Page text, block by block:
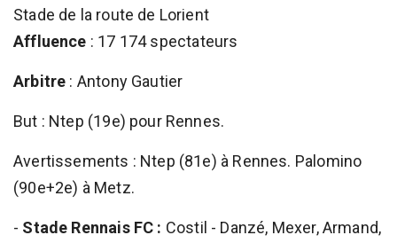
Stade de la route de Lorient
Affluence : 17 174 spectateurs
Arbitre : Antony Gautier
But : Ntep (19e) pour Rennes.
Avertissements : Ntep (81e) à Rennes. Palomino
(90e+2e) à Metz.
- Stade Rennais FC : Costil - Danzé, Mexer, Armand,